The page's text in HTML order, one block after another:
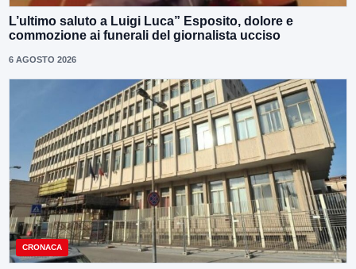
L’ultimo saluto a Luigi Luca” Esposito, dolore e
commozione ai funerali del giornalista ucciso
6 AGOSTO 2026
CRONACA